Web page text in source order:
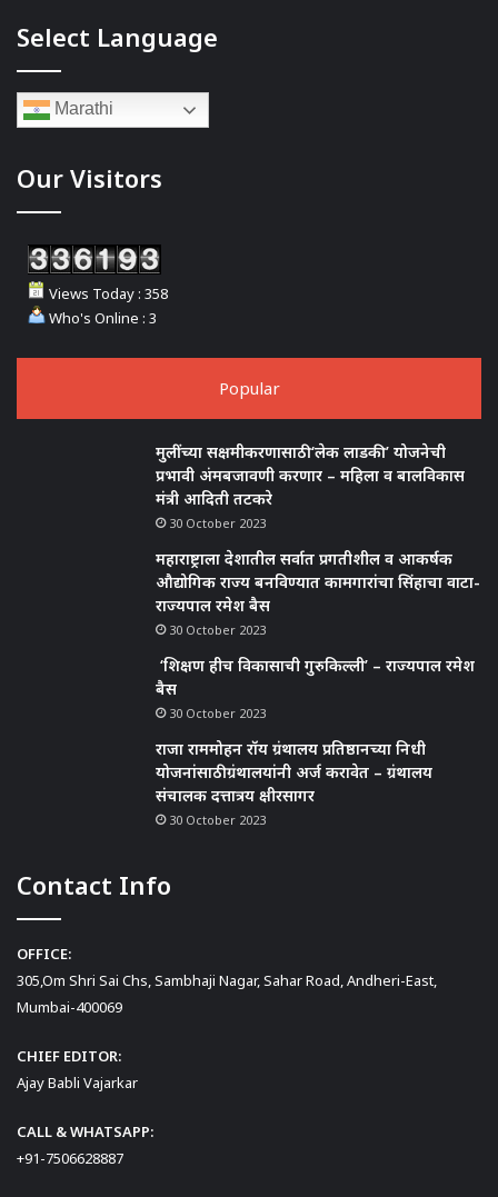
Select Language
Marathi
Our Visitors
Views Today : 358
Who's Online : 3
Popular
मुलींच्या सक्षमीकरणासाठी ‘लेक लाडकी’ योजनेची
प्रभावी अंमबजावणी करणार – महिला व बालविकास
मंत्री आदिती तटकरे
30 October 2023
महाराष्ट्राला देशातील सर्वात प्रगतीशील व आकर्षक
औद्योगिक राज्य बनविण्यात कामगारांचा सिंहाचा वाटा-
राज्यपाल रमेश बैस
30 October 2023
‘शिक्षण हीच विकासाची गुरुकिल्ली’ – राज्यपाल रमेश
बैस
30 October 2023
राजा राममोहन रॉय ग्रंथालय प्रतिष्ठानच्या निधी
योजनांसाठी ग्रंथालयांनी अर्ज करावेत – ग्रंथालय
संचालक दत्तात्रय क्षीरसागर
30 October 2023
Contact Info
OFFICE:
305,Om Shri Sai Chs, Sambhaji Nagar, Sahar Road, Andheri-East,
Mumbai-400069
CHIEF EDITOR:
Ajay Babli Vajarkar
CALL & WHATSAPP:
+91-7506628887